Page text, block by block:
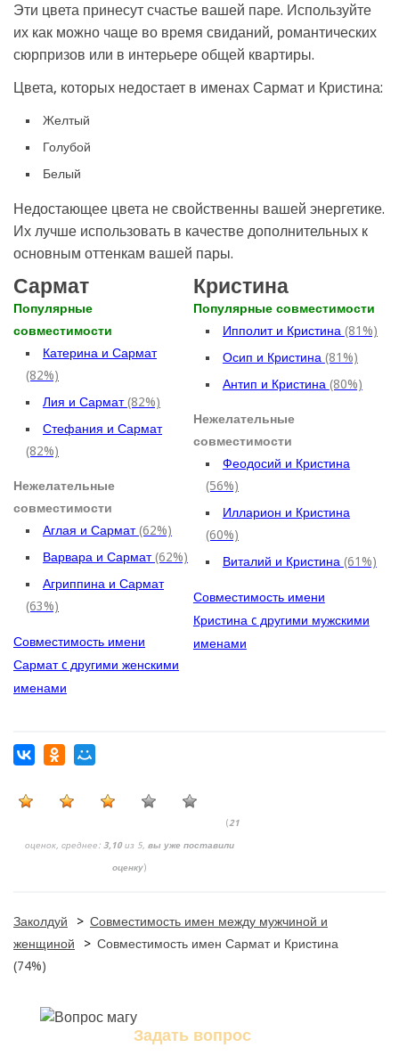
Эти цвета принесут счастье вашей паре. Используйте
их как можно чаще во время свиданий, романтических
сюрпризов или в интерьере общей квартиры.
Цвета, которых недостает в именах Сармат и Кристина:
Желтый
Голубой
Белый
Недостающее цвета не свойственны вашей энергетике.
Их лучше использовать в качестве дополнительных к
основным оттенкам вашей пары.
Сармат
Популярные
совместимости
Катерина и Сармат
(82%)
Лия и Сармат(82%)
Стефания и Сармат
(82%)
Нежелательные
совместимости
Аглая и Сармат(62%)
Варвара и Сармат(62%)
Агриппина и Сармат
(63%)
Совместимость имени
Сармат c другими женскими
именами
Кристина
Популярные совместимости
Ипполит и Кристина (81%)
Осип и Кристина (81%)
Антип и Кристина (80%)
Нежелательные
совместимости
Феодосий и Кристина
(56%)
Илларион и Кристина
(60%)
Виталий и Кристина (61%)
Совместимость имени
Кристина c другими мужскими
именами
(21
оценок, среднее: 3,10из 5, вы уже поставили
оценку)
Заколдуй > Совместимость имен между мужчиной и
женщиной
> Совместимость имен Сармат и Кристина
(74%)
Задать вопрос